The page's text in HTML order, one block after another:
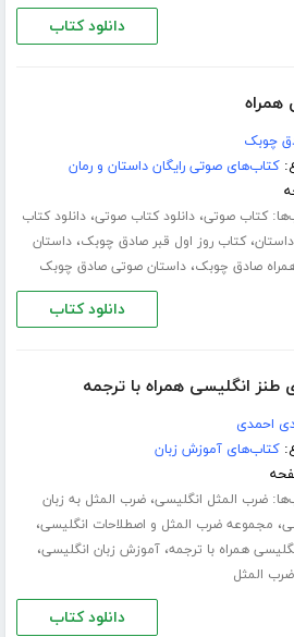
دانلود کتاب
همراه
چوبک
کتاب‌های صوتی رایگان داستان و رمان
کتاب صوتی،دانلود کتاب صوتی،دانلود کتاب
،کتاب روز اول قبر صادق چوبک،داستان
صادق چوبک،داستان صوتی صادق چوبک
دانلود کتاب
طنز انگلیسی همراه با ترجمه
احمدی
کتاب‌های آموزش زبان
ضرب المثل انگلیسی،ضرب المثل به زبان
، مجموعه ضرب المثل و اصطلاحات انگلیسی،
همراه با ترجمه،آموزش زبان انگلیسی،
ضرب المثل
دانلود کتاب